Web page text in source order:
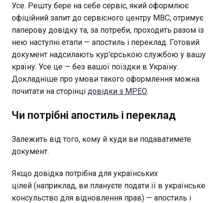
Усе. Решту бере на себе сервіс, який оформлює
офіційний запит до сервісного центру МВС, отримує
паперову довідку та, за потреби, проходить разом із
нею наступні етапи — апостиль і переклад. Готовий
документ надсилають кур'єрською службою у вашу
країну. Усе це — без вашої поїздки в Україну.
Докладніше про умови такого оформлення можна
почитати на сторінці довідки з МРЕО.
Чи потрібні апостиль і переклад
Залежить від того, кому й куди ви подаватимете
документ.
Якщо довідка потрібна для українських
цілей (наприклад, ви плануєте подати її в українське
консульство для відновлення прав) — апостиль і